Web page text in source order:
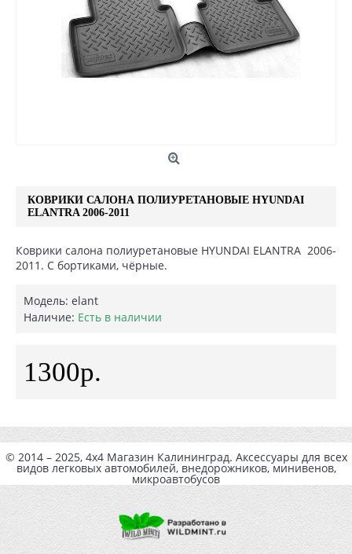
КОВРИКИ САЛОНА ПОЛИУРЕТАНОВЫЕ HYUNDAI
ELANTRA 2006-2011
Коврики салона полиуретановые HYUNDAI ELANTRA 2006-
2011. С бортиками, чёрные.
Модель: elant
Наличие: Есть в наличии
1300р.
© 2014 – 2025, 4x4 Магазин Калининград. Аксессуары для всех
видов легковых автомобилей, внедорожников, минивенов,
микроавтобусов